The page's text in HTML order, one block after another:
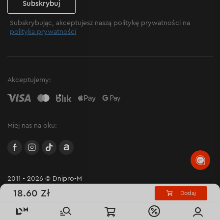
18.60 Zł Dodaj
Subskrybuj
Subskrybując, akceptujesz naszą politykę prywatności na
polityka prywatności
2011 - 2026 © Dnipro-M
Akceptujemy:
Miej nas na oku:
facebookinstagramTikTokAllegro